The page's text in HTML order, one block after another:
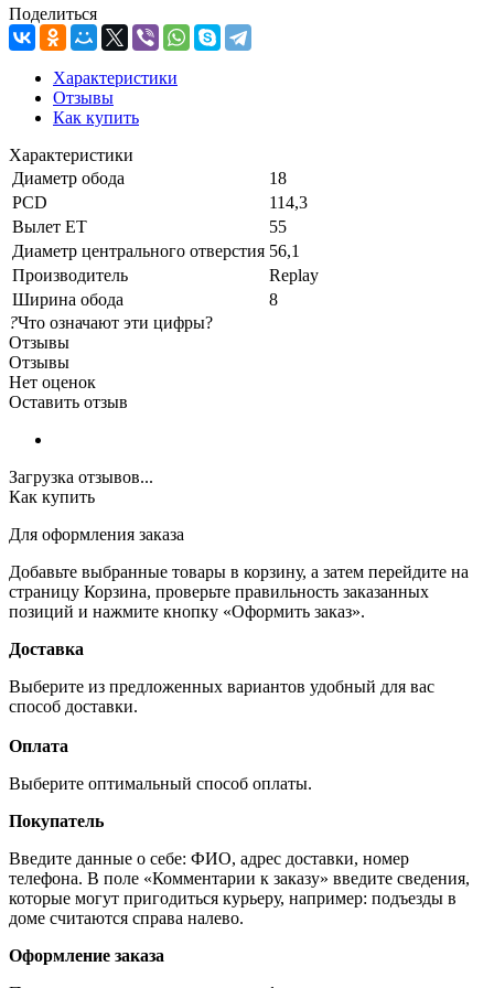
Поделиться
Характеристики
Отзывы
Как купить
Характеристики
Диаметр обода
18
PCD
114,3
Вылет ET
55
Диаметр центрального отверстия 56,1
Производитель
Replay
Ширина обода
8
?Что означают эти цифры?
Отзывы
Отзывы
Нет оценок
Оставить отзыв
Загрузка отзывов...
Как купить
Для оформления заказа
Добавьте выбранные товары в корзину, а затем перейдите на
страницу Корзина, проверьте правильность заказанных
позиций и нажмите кнопку «Оформить заказ».
Доставка
Выберите из предложенных вариантов удобный для вас
способ доставки.
Оплата
Выберите оптимальный способ оплаты.
Покупатель
Введите данные о себе: ФИО, адрес доставки, номер
телефона. В поле «Комментарии к заказу» введите сведения,
которые могут пригодиться курьеру, например: подъезды в
доме считаются справа налево.
Оформление заказа